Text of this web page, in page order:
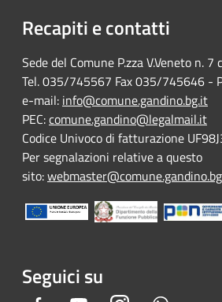
Recapiti e contatti
Sede del Comune P.zza V.Veneto n. 7
Tel. 035/745567 Fax 035/745646 -
e-mail: info@comune.gandino.bg.it
PEC:comune.gandino@legalmail.it
Codice Univoco di fatturazione
Per segnalazioni relative a questo
sito:
Seguici su